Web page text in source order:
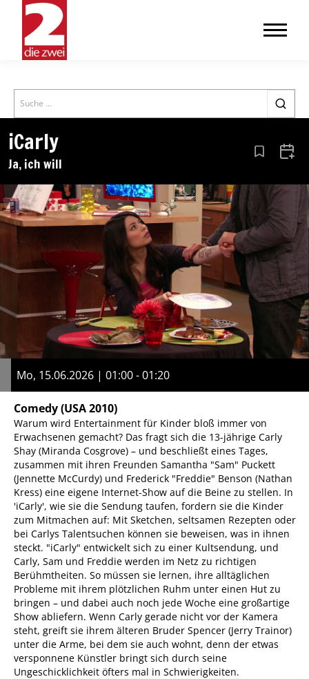
Search
iCarly
Ja, ich will Aus den
Mo, 15.06.2026 | 01:00 - 01:20
Comedy(USA 2010)
Warum wird Entertainment für Kinder bloß immer von
Erwachsenen gemacht? Das fragt sich die 13-jährige Carly
Shay (Miranda Cosgrove) – und beschließt eines Tages,
zusammen mit ihren Freunden Samantha "Sam" Puckett
(Jennette McCurdy) und Frederick "Freddie" Benson (Nathan
Kress) eine eigene Internet-Show auf die Beine zu stellen. In
'iCarly', wie sie die Sendung taufen, fordern sie die Kinder
zum Mitmachen auf: Mit Sketchen, seltsamen Rezepten oder
bei Carlys Talentsuchen können sie beweisen, was in ihnen
steckt. "iCarly" entwickelt sich zu einer Kultsendung, und
Carly, Sam und Freddie werden im Netz zu richtigen
Berühmtheiten. So müssen sie lernen, ihre alltäglichen
Probleme mit ihrem plötzlichen Ruhm unter einen Hut zu
bringen – und dabei auch noch jede Woche eine großartige
Show abliefern. Wenn Carly gerade nicht vor der Kamera
steht, greift sie ihrem älteren Bruder Spencer (Jerry Trainor)
unter die Arme, bei dem sie auch wohnt, denn der etwas
versponnene Künstler bringt sich durch seine
Ungeschicklichkeit öfters mal in Schwierigkeiten.